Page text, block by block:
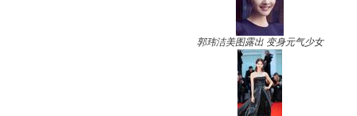
郭玮洁美图露出 变身元气少女